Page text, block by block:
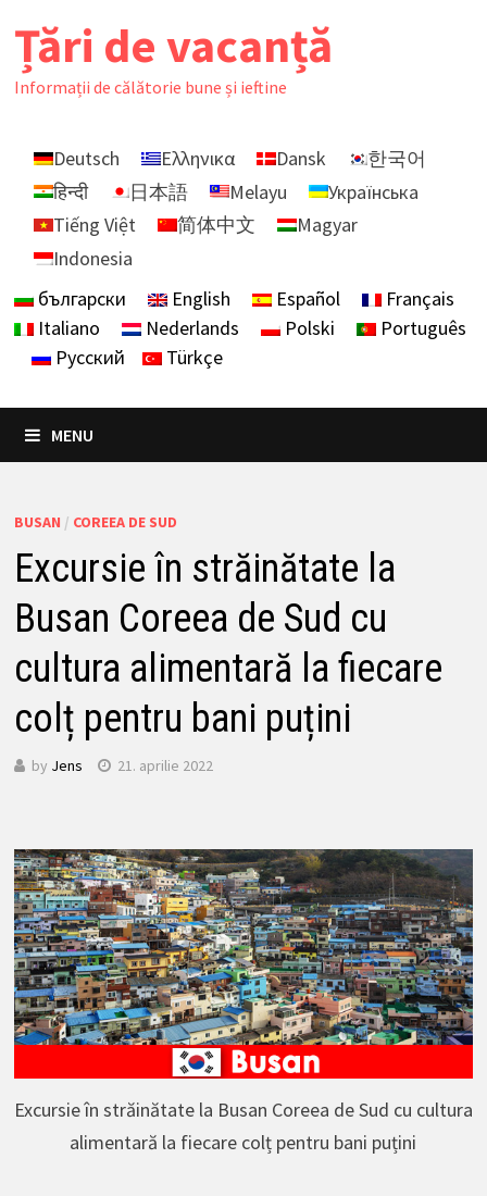
to
content
Țări de vacanță
Informații de călătorie bune și ieftine
Deutsch Ελληνικα Dansk
한국어
हिन्दी
日本語 Melayu
Українська
Tiếng Việt
简体中文
Magyar
Indonesia
български
English Español
Français
Italiano
Nederlands Polski
Português
Русский
Türkçe
MENU
BUSAN / COREEA DE SUD
Excursie în străinătate la
Busan Coreea de Sud cu
cultura alimentară la fiecare
colț pentru bani puțini
by Jens 21. aprilie 2022
Excursie în străinătate la Busan Coreea de Sud cu cultura
alimentară la fiecare colț pentru bani puțini